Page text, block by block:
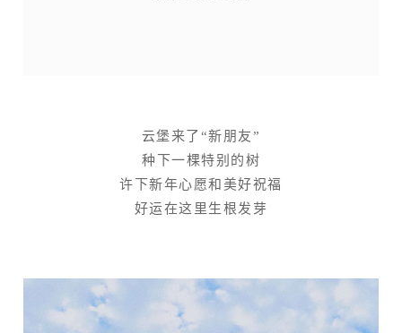
云堡来了“新朋友”
种下一棵特别的树
许下新年心愿和美好祝福
好运在这里生根发芽